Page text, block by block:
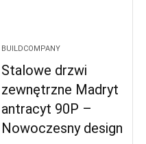
BUILDCOMPANY
Stalowe drzwi
zewnętrzne Madryt
antracyt 90P –
Nowoczesny design